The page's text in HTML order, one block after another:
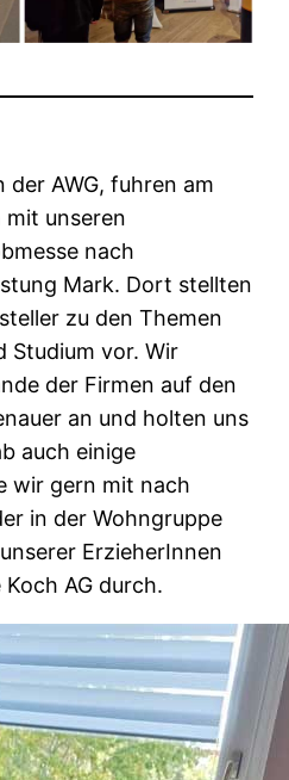
der AWG, fuhren am
mit unseren
nach
Mark. Dort stellten
zu den Themen
Studium vor. Wir
der Firmen auf den
an und holten uns
auch einige
wir gern mit nach
in der Wohngruppe
ErzieherInnen
AG durch.